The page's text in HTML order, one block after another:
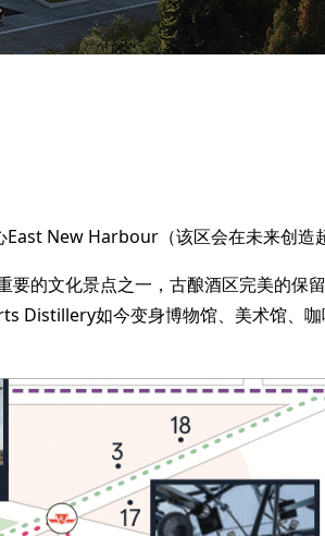
New Harbour（该区会在未来创造
要的文化景点之一，古酿酒区完美的保
如今变身博物馆、美术馆、